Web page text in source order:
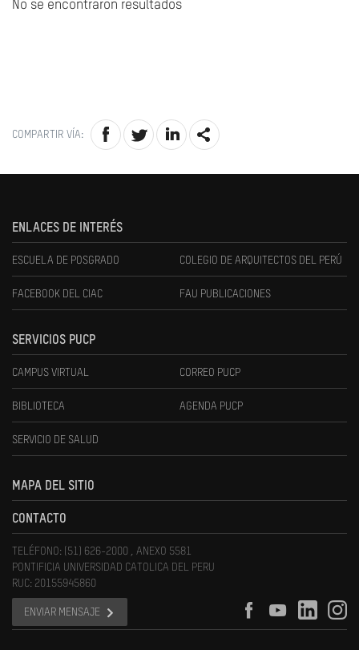
No se encontraron resultados
COMPARTIR VÍA:
ENLACES DE INTERÉS
ESCUELA DE POSGRADO COLEGIO DE ARQUITECTOS DEL PERÚ
FACEBOOK DEL CIAC FAU PUBLICACIONES
SERVICIOS PUCP
CAMPUS VIRTUAL CORREO PUCP
BIBLIOTECA AGENDA PUCP
SERVICIO DE SALUD
MAPA DEL SITIO
CONTACTO
TELÉFONO: (51) 626-2000 , ANEXO 5581
PONTIFICIA UNIVERSIDAD CATOLICA DEL PERU
RUC: 20155945860
ENVIAR MENSAJE